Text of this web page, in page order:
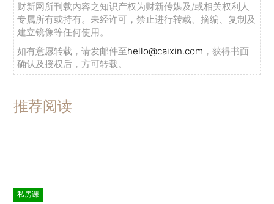
财新网所刊载内容之知识产权为财新传媒及/或相关权利人
专属所有或持有。未经许可，禁止进行转载、摘编、复制及
建立镜像等任何使用。
如有意愿转载，请发邮件至hello@caixin.com ，获得书面
确认及授权后，方可转载。
推荐阅读
私房课